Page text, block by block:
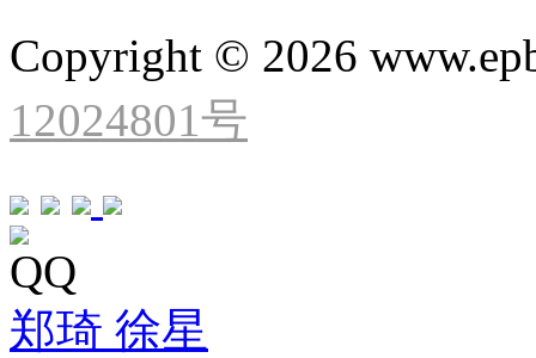
Copyright © 2026
12024801号
QQ
郑琦 徐星